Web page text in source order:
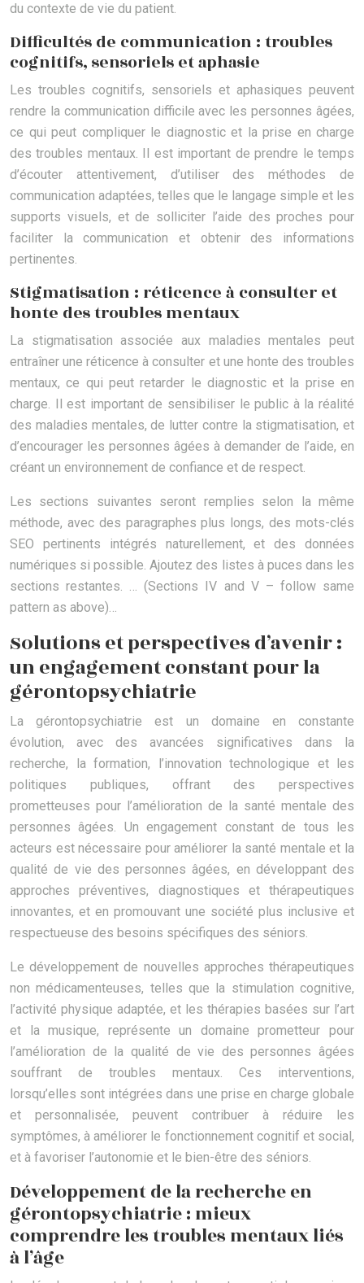
du contexte de vie du patient.
Difficultés de communication : troubles
cognitifs, sensoriels et aphasie
Les troubles cognitifs, sensoriels et aphasiques peuvent
rendre la communication difficile avec les personnes âgées,
ce qui peut compliquer le diagnostic et la prise en charge
des troubles mentaux. Il est important de prendre le temps
d’écouter attentivement, d’utiliser des méthodes de
communication adaptées, telles que le langage simple et les
supports visuels, et de solliciter l’aide des proches pour
faciliter la communication et obtenir des informations
pertinentes.
Stigmatisation : réticence à consulter et
honte des troubles mentaux
La stigmatisation associée aux maladies mentales peut
entraîner une réticence à consulter et une honte des troubles
mentaux, ce qui peut retarder le diagnostic et la prise en
charge. Il est important de sensibiliser le public à la réalité
des maladies mentales, de lutter contre la stigmatisation, et
d’encourager les personnes âgées à demander de l’aide, en
créant un environnement de confiance et de respect.
Les sections suivantes seront remplies selon la même
méthode, avec des paragraphes plus longs, des mots-clés
SEO pertinents intégrés naturellement, et des données
numériques si possible. Ajoutez des listes à puces dans les
sections restantes. … (Sections IV and V – follow same
pattern as above)…
Solutions et perspectives d’avenir :
un engagement constant pour la
gérontopsychiatrie
La gérontopsychiatrie est un domaine en constante
évolution, avec des avancées significatives dans la
recherche, la formation, l’innovation technologique et les
politiques publiques, offrant des perspectives
prometteuses pour l’amélioration de la santé mentale des
personnes âgées. Un engagement constant de tous les
acteurs est nécessaire pour améliorer la santé mentale et la
qualité de vie des personnes âgées, en développant des
approches préventives, diagnostiques et thérapeutiques
innovantes, et en promouvant une société plus inclusive et
respectueuse des besoins spécifiques des séniors.
Le développement de nouvelles approches thérapeutiques
non médicamenteuses, telles que la stimulation cognitive,
l’activité physique adaptée, et les thérapies basées sur l’art
et la musique, représente un domaine prometteur pour
l’amélioration de la qualité de vie des personnes âgées
souffrant de troubles mentaux. Ces interventions,
lorsqu’elles sont intégrées dans une prise en charge globale
et personnalisée, peuvent contribuer à réduire les
symptômes, à améliorer le fonctionnement cognitif et social,
et à favoriser l’autonomie et le bien-être des séniors.
Développement de la recherche en
gérontopsychiatrie : mieux
comprendre les troubles mentaux liés
à l’âge